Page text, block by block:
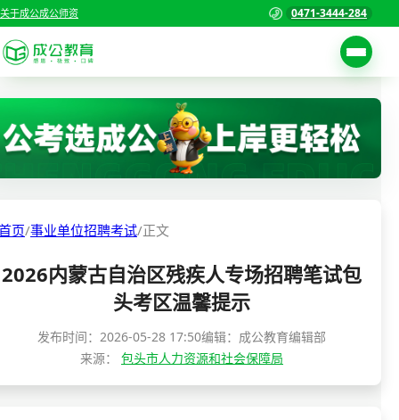
关于成公成公师资 0471-3444-284
考试公告
职位表
准考证打印
成绩查询
首页
国家公务员考试
三支一扶考试
警察/辅警考试
页/事业单位招聘考试/正文
2026内蒙古自治区残疾人专场招聘笔试包
头考区温馨提示
发布时间： 2026-05-28 17:50编辑：成公教育编辑部
来源： 包头市人力资源和社会保障局